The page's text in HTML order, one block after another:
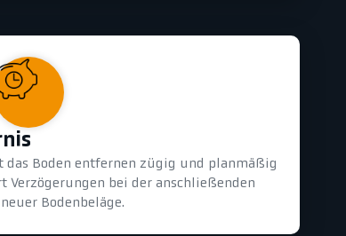
das Boden entfernen zügig und planmäßig
Verzögerungen bei der anschließenden
Bodenbeläge.